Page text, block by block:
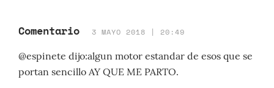
Comentario 3 MAYO 2018 | 20:49
@espinete dijo:algun motor estandar de esos que se
portan sencillo AY QUE ME PARTO.